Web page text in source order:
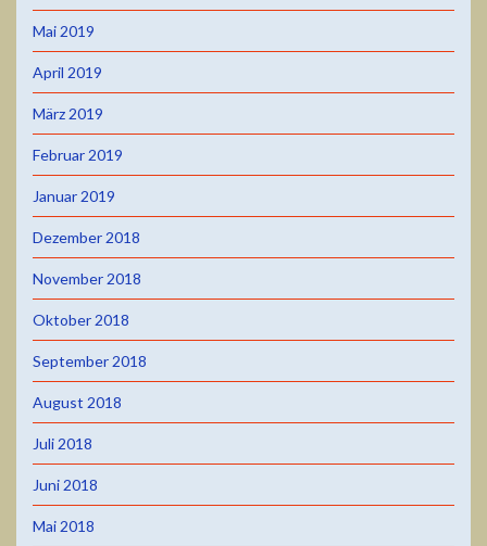
Mai 2019
April 2019
März 2019
Februar 2019
Januar 2019
Dezember 2018
November 2018
Oktober 2018
September 2018
August 2018
Juli 2018
Juni 2018
Mai 2018